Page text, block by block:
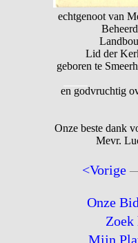
echtgenoot van
Lid der
geboren te
en godvruchtig
Onze beste dank
Mevr.
<Vorige
Onze
Zoek
Mijn